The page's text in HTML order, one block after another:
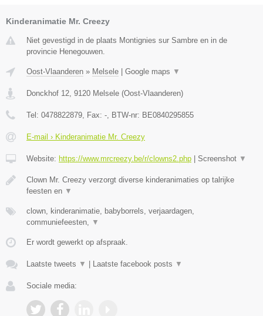
Kinderanimatie Mr. Creezy
Niet gevestigd in de plaats Montignies sur Sambre en in de
provincie Henegouwen.
Oost-Vlaanderen » Melsele Google maps ▼
Donckhof 12, 9120 Melsele (Oost-Vlaanderen)
Tel: 0478822879, Fax: -, BTW-nr: BE0840295855
E-mail › Kinderanimatie Mr. Creezy
Website: https://www.mrcreezy.be/r/clowns2.php Screenshot ▼
Clown Mr. Creezy verzorgt diverse kinderanimaties op talrijke
feesten en ▼
clown, kinderanimatie, babyborrels, verjaardagen,
communiefeesten, ▼
Er wordt gewerkt op afspraak.
Laatste tweets ▼ Laatste facebook posts ▼
Sociale media: